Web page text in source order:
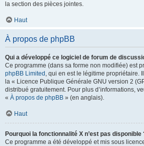
la section des pièces jointes.
Haut
À propos de phpBB
Qui a développé ce logiciel de forum de
Ce programme (dans sa forme non modifiée) est
phpBB Limited , qui en est le légitime propriétaire.
la « Licence Publique Générale GNU version 2
distribué gratuitement. Pour plus d’informations,
« À propos de phpBB » (en anglais).
Haut
Pourquoi la fonctionnalité X n’est pas disponible
Ce programme a été développé et mis sous